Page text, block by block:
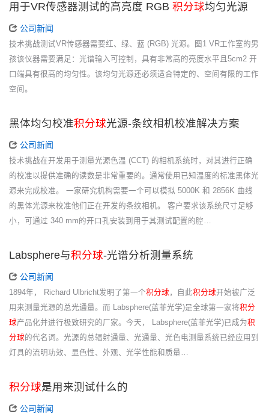
用于VR传感器测试的高亮度 RGB 积分球均匀光源
公司新闻
技术挑战测试VR传感器需要红、绿、蓝 (RGB) 光源。图1 VR工作室的男
孩该仪器需要满足：光谱输入可控制，具有非常高的亮度水平且5cm2 开
口端具有很高的均匀性。该均匀光源还必须适合特定的、空间有限的工作
空间。
黑体均匀校准积分球光源-条纹相机校准解决方案
公司新闻
技术挑战在开发用于测量光源色温 (CCT) 的相机系统时，对其进行正确
的校准以提供准确的读数是非常重要的。通常使用已知温度的标准黑体光
源来完成校准。 一家研究机构需要一个可以模拟 5000K 和 2856K 曲线
的黑体光源来校准他们正在开发的条纹相机。 客户要求该系统尺寸足够
小，可通过 340 mm的开口孔安装到用于其测试配置的腔…
Labsphere与积分球-光谱分析测量系统
公司新闻
1894年， Richard Ulbricht发明了第一个积分球 ，自此积分球开始被广泛
用来测量光源的总光通量。而 Labsphere(蓝菲光学)是全球第一家将积分
球产品化并进行极致研究的厂家。今天， Labsphere(蓝菲光学)已成为积
分球 的代名词。光源的总辐射通量、光通量、光色电测量系统已经应用到
灯具的流明功效、显色性、外观、光学性能和质量…
积分球是用来测试什么的
公司新闻